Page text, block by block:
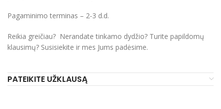
Pagaminimo terminas – 2-3 d.d.
Reikia greičiau? Nerandate tinkamo dydžio? Turite papildomų
klausimų? Susisiekite ir mes Jums padėsime.
PATEIKITE UŽKLAUSĄ